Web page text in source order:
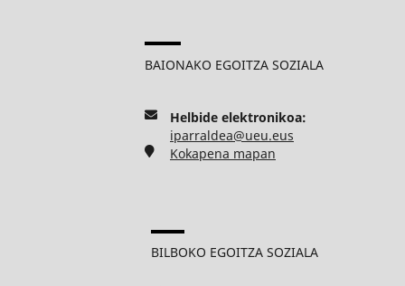
BAIONAKO EGOITZA SOZIALA
Helbide elektronikoa:
iparraldea@ueu.eus
Kokapena mapan
BILBOKO EGOITZA SOZIALA